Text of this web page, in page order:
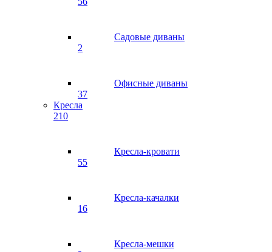
Садовые диваны
2
Офисные диваны
37
Кресла
210
Кресла-кровати
55
Кресла-качалки
16
Кресла-мешки